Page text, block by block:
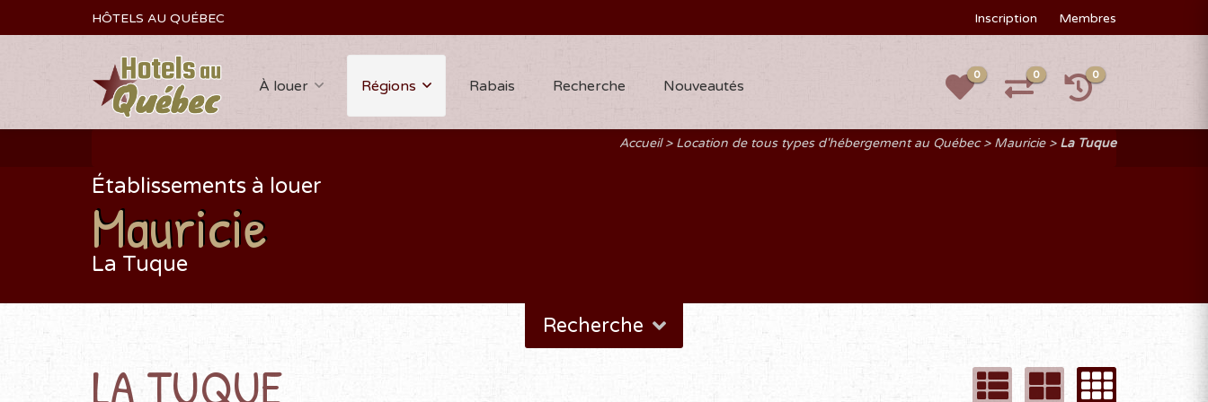
HÔTELS AU QUÉBEC Inscription Membres
À louer Régions Rabais Recherche Nouveautés
0 0 0
Accueil Location de tous types d'hébergement au Québec Mauricie La Tuque
Établissements à louer
Mauricie
La Tuque
Recherche
LA TUQUE